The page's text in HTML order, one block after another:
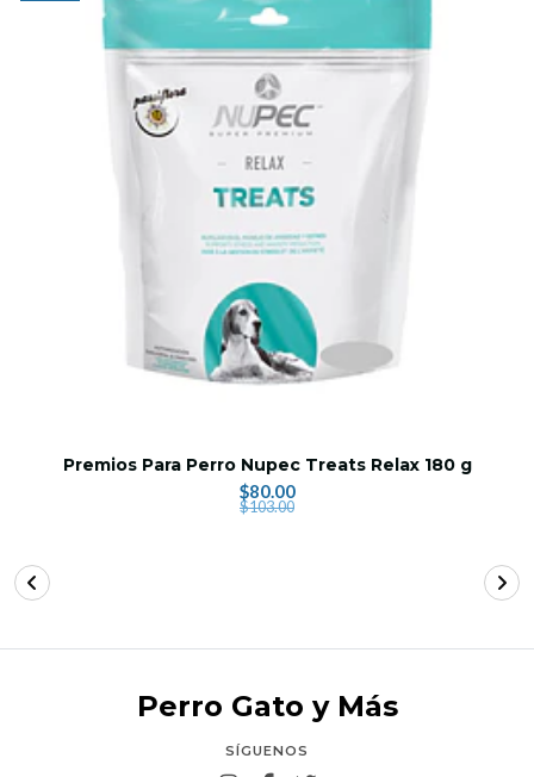
Premios Para Perro Nupec Treats Relax 180 g
$80.00
$103.00
Perro Gato y Más
SÍGUENOS